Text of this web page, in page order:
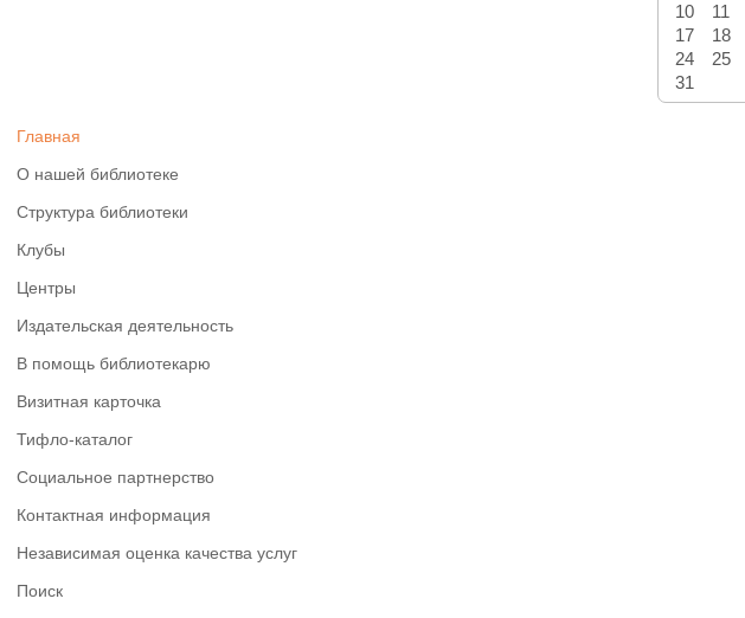
10
11
17
18
24
25
31
Главная
О нашей библиотеке
Структура библиотеки
Клубы
Центры
Издательская деятельность
В помощь библиотекарю
Визитная карточка
Тифло-каталог
Социальное партнерство
Контактная информация
Независимая оценка качества услуг
Поиск